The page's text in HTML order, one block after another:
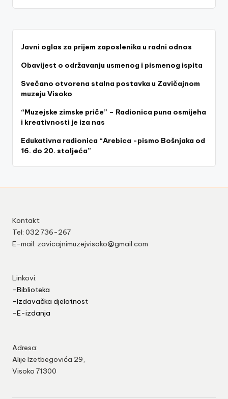
Javni oglas za prijem zaposlenika u radni odnos
Obavijest o održavanju usmenog i pismenog ispita
Svečano otvorena stalna postavka u Zavičajnom
muzeju Visoko
“Muzejske zimske priče” – Radionica puna osmijeha
i kreativnosti je iza nas
Edukativna radionica “Arebica -pismo Bošnjaka od
16. do 20. stoljeća”
Kontakt:
Tel: 032 736-267
E-mail: zavicajnimuzejvisoko@gmail.com
Linkovi:
-Biblioteka
-Izdavačka djelatnost
-E-izdanja
Adresa:
Alije Izetbegovića 29,
Visoko 71300